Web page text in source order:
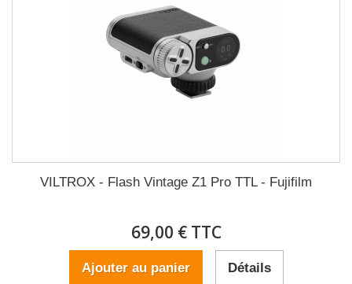
VILTROX - Flash Vintage Z1 Pro TTL - Fujifilm
69,00 € TTC
Ajouter au panier Détails